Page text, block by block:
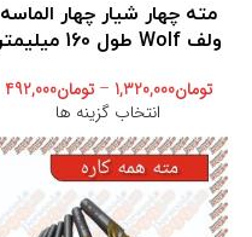
مته چهار شیار چهار الماسه
ولف Wolf طول 160 میلیمتر
تومان1,320,000
– تومان492,000
انتخاب گزینه ها